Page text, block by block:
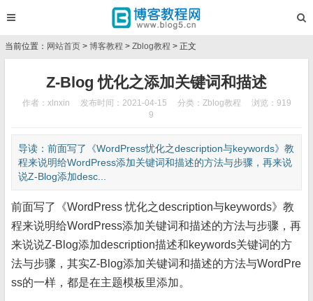
当前位置： 网站首页 > 博客教程 > Zblog教程 > 正文
Z-Blog 忧化之添加关键词和描述
作者：xlnxin 发布时间：2021-04-15 分类： Zblog教程
浏览：919
9
导读：前面写了《WordPress忧化之description与keywords》教
程来说明给WordPress添加关键词和描述的方法与步骤，再来说
说Z-Blog添加desc...
前面写了《WordPress 忧化之description与keywords》教
程来说明给WordPress添加关键词和描述的方法与步骤，再
来说说Z-Blog添加description描述和keywords关键词的方
法与步骤，其实Z-Blog添加关键词和描述的方法与WordPre
ss的一样，都是在主题模板里添加。